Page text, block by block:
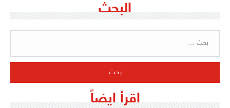
البحث
اقرأ ايضاً